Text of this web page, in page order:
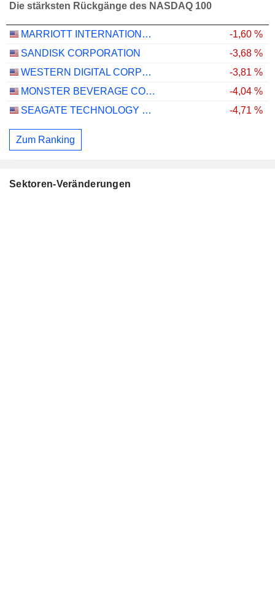
Die stärksten Rückgänge des NASDAQ 100
MARRIOTT INTERNATIONAL, INC.
-1,60 %
SANDISK CORPORATION
-3,68 %
WESTERN DIGITAL CORPORATION
-3,81 %
MONSTER BEVERAGE CORPORATION
-4,04 %
SEAGATE TECHNOLOGY HOLDINGS PLC
-4,71 %
Zum Ranking
Sektoren-Veränderungen